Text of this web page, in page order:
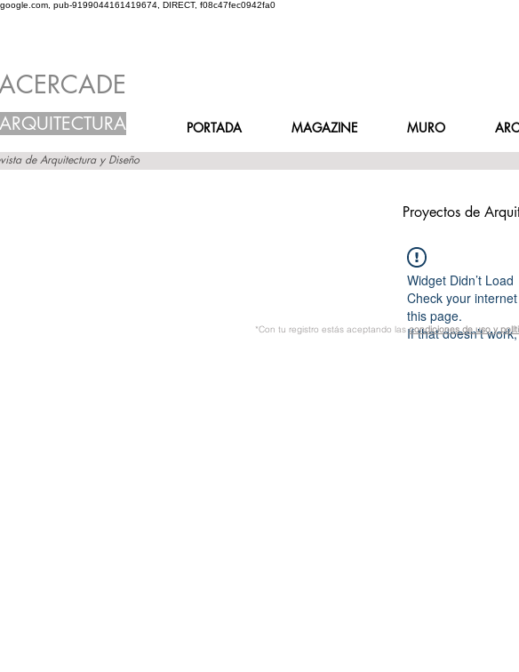
google.com, pub-9199044161419674, DIRECT, f08c47fec0942fa0
PORTADA MAGAZINE MURO
de Arquitectura y Diseño
Proyectos de
Widget Didn’t Load
Check your
this page.
If that doesn’t
*Con tu registro estás aceptando lascondiciones de uso y